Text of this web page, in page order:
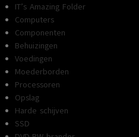
IT’s Amazing Folder
Computers
Componenten
Behuizingen
Voedingen
Moederborden
Processoren
Opslag
Harde schijven
SSD